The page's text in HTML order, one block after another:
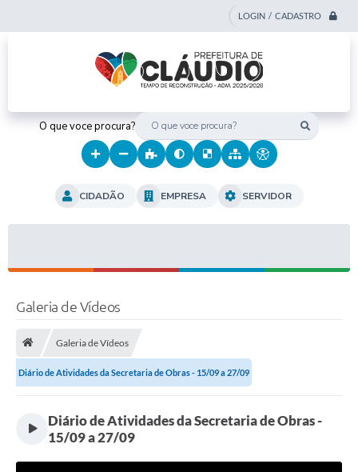
LOGIN / CADASTRO
O que voce procura?
CIDADÃO EMPRESA SERVIDOR
Galeria de Vídeos
Galeria de Vídeos
Diário de Atividades da Secretaria de Obras - 15/09 a 27/09
Diário de Atividades da Secretaria de Obras -
15/09 a 27/09